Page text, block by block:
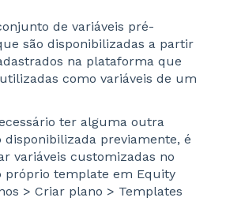
de variáveis pré-
são disponibilizadas a partir
na plataforma que
como variáveis de um
ter alguma outra
disponibilizada previamente, é
variáveis customizadas no
próprio template em Equity
> Criar plano > Templates